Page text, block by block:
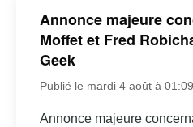
Annonce majeure
Moffet et Fred
Geek
Publié le mardi 4 août à 01:09
Annonce majeure